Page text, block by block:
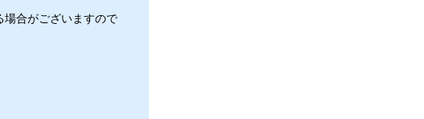
場合がございますので